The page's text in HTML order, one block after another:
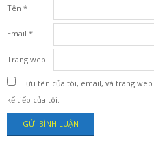
Tên *
Email *
Trang web
Lưu tên của tôi, email, và trang
kế tiếp của tôi.